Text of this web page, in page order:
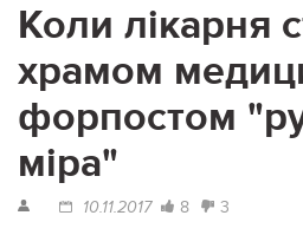
Коли лікарня
храмом
форпостом
міра"
10.11.2017 8 3